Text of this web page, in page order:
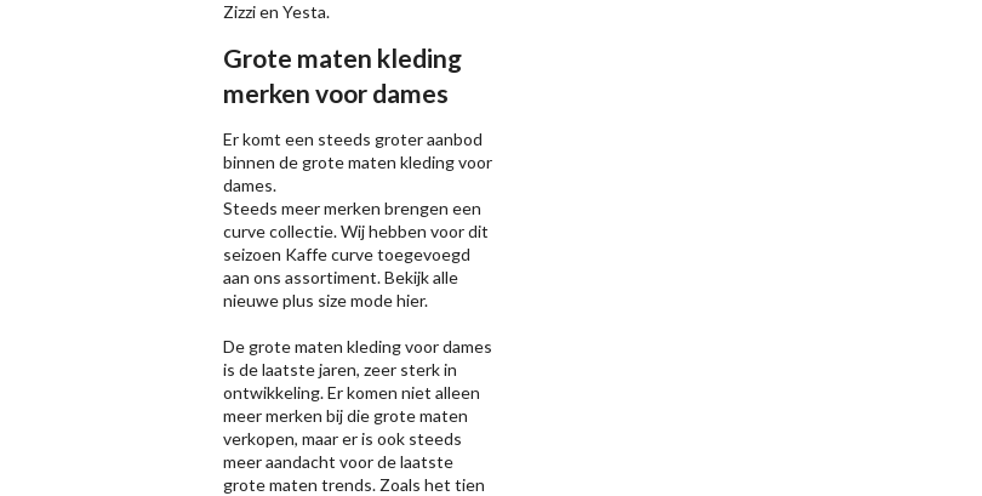
Zizzien Yesta.
Grote maten kleding
merken voor dames
Er komt een steeds groter aanbod
binnen de grote maten kleding voor
dames.
Steeds meer merken brengen een
curve collectie. Wij hebben voor dit
seizoen Kaffecurve toegevoegd
aan ons assortiment. Bekijk alle
nieuweplus size modehier.
De grote maten kleding voor dames
is de laatste jaren, zeer sterk in
ontwikkeling. Er komen niet alleen
meer merken bij die grote maten
verkopen, maar er is ook steeds
meer aandacht voor de laatste
grote maten trends. Zoals het tien